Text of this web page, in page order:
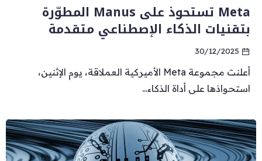
Meta تستحوذ على Manus المطوّرة
بتقنيات الذكاء الإصطناعي متقدمة
30/12/2025
أعلنت مجموعة Meta الأميركية العملاقة، يوم الإثنين،
استحواذها على أداة الذكاء...